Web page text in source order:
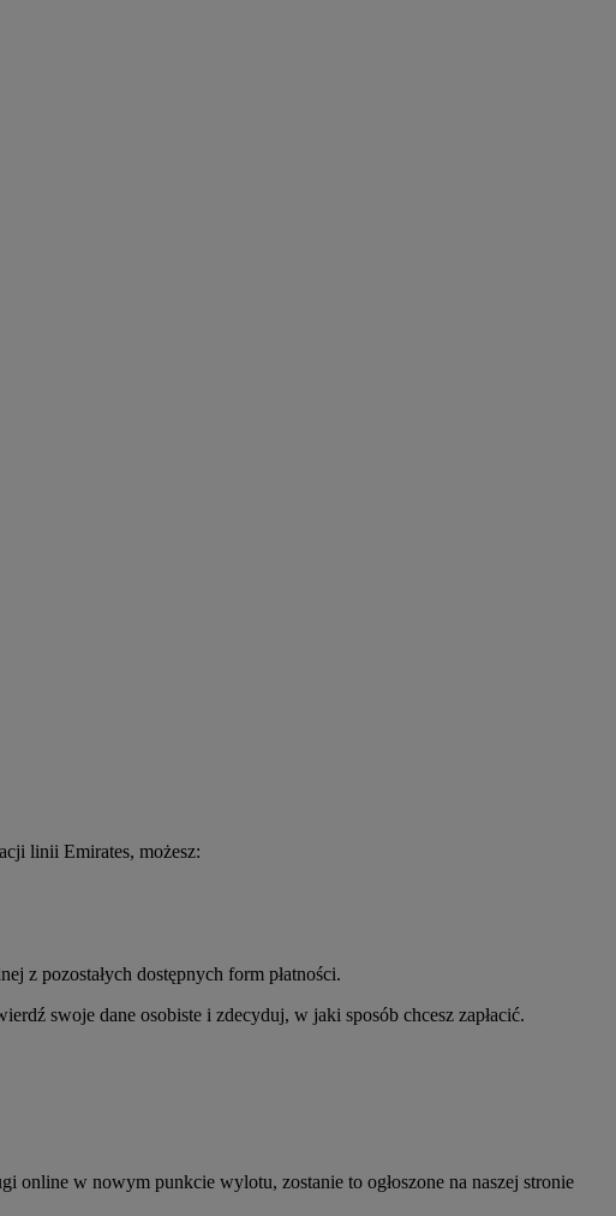
linii Emirates, możesz:
z pozostałych dostępnych form płatności.
swoje dane osobiste i zdecyduj, w jaki sposób chcesz zapłacić.
w nowym punkcie wylotu, zostanie to ogłoszone na naszej stronie